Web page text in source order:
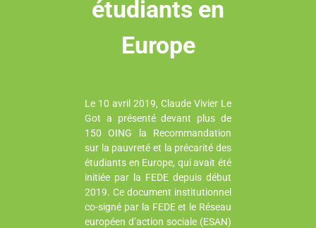
étudiants en
Europe
Le 10 avril 2019, Claude Vivier Le
Got a présenté devant plus de
150 OING la Recommandation
sur la pauvreté et la précarité des
étudiants en Europe, qui avait été
initiée par la FEDE depuis début
2019. Ce document institutionnel
co-signé par la FEDE et le Réseau
européen d’action sociale (ESAN)